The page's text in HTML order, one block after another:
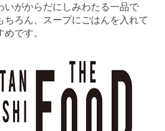
いがからだにしみわたる一品で
ちろん、スープにごはんを入れて
です。